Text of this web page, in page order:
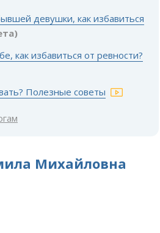
девушки, как избавиться
как избавиться от ревности?
Полезные советы
Михайловна